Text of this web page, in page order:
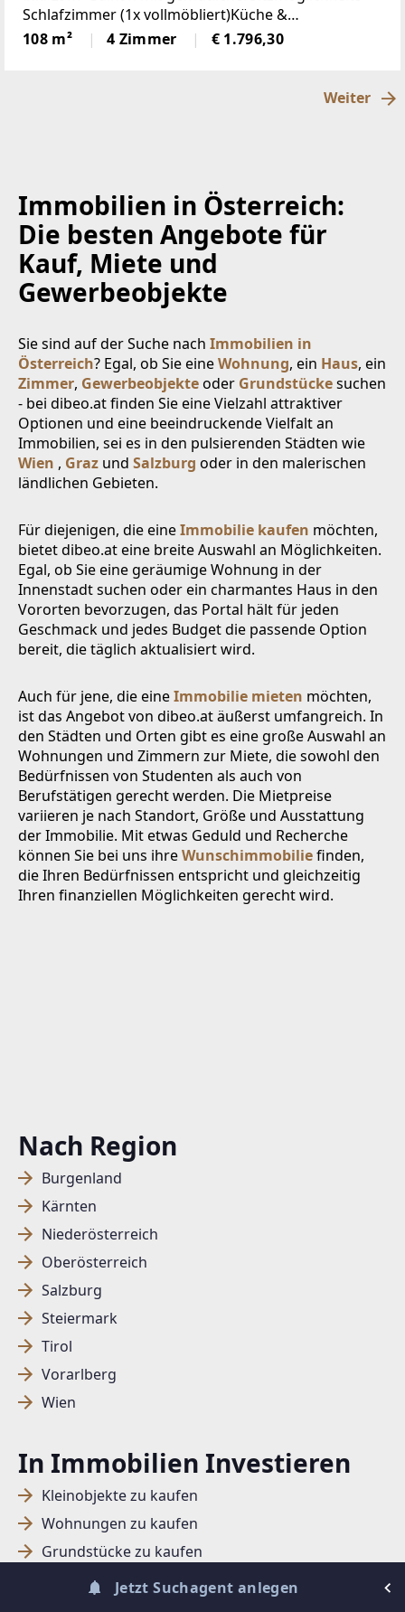
Nach Region
Burgenland
Kärnten
Niederösterreich
Oberösterreich
Salzburg
Steiermark
Tirol
Vorarlberg
Wien
In Immobilien Investieren
Kleinobjekte zu kaufen
Wohnungen zu kaufen
Grundstücke zu kaufen
Schlafzimmer (1x vollmöbliert)Küche &
Wohnbereich (Küche mit Steinplatte und
hochwertigen Geräten)Badezimmer (neu)WC (neu)2
108 m² 4 Zimmer € 1.796,30
Jetzt Suchagent anlegen
SUCHAGENT ANLEGEN FÜR DIE
AKTUELLEN SUCHKRITERIEN
Dieser Filter wird viele Treffer erzeugen. Bitte setzen
Sie weitere Filter!
Treffer verfeinern
zu.
Weiter
Immobilien in Österreich:
Die besten Angebote für
Kauf, Miete und
Gewerbeobjekte
Sie sind auf der Suche nach Immobilien in
Österreich? Egal, ob Sie eineWohnung, ein Haus, ein
Zimmer, Gewerbeobjekteoder Grundstückesuchen
- bei dibeo.at finden Sie eine Vielzahl attraktiver
Optionen und eine beeindruckende Vielfalt an
Immobilien, sei es in den pulsierenden Städten wie
Wien , Graz und Salzburg oder in den malerischen
ländlichen Gebieten.
Für diejenigen, die eineImmobilie kaufen möchten,
bietet dibeo.at eine breite Auswahl an Möglichkeiten.
Egal, ob Sie eine geräumige Wohnung in der
Innenstadt suchen oder ein charmantes Haus in den
Vororten bevorzugen, das Portal hält für jeden
Geschmack und jedes Budget die passende Option
bereit, die täglich aktualisiert wird.
Auch für jene, die eineImmobilie mieten möchten,
ist das Angebot von dibeo.at äußerst umfangreich. In
den Städten und Orten gibt es eine große Auswahl an
Wohnungen und Zimmern zur Miete, die sowohl den
Bedürfnissen von Studenten als auch von
Berufstätigen gerecht werden. Die Mietpreise
variieren je nach Standort, Größe und Ausstattung
der Immobilie. Mit etwas Geduld und Recherche
können Sie bei uns ihreWunschimmobiliefinden,
die Ihren Bedürfnissen entspricht und gleichzeitig
Ihren finanziellen Möglichkeiten gerecht wird.